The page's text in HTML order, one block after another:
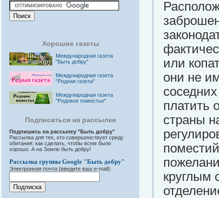
Хорошие газеты
Международная газета
"Быть добру"
Международная газета
"Родная газета"
Международная газета
"Родовое поместье"
Подписаться на рассылки
Подпишись на рассылку "Быть добру"
Рассылка для тех, кто совершенствует среду
обитания: как сделать, чтобы всем было
хорошо. А на Земле быть добру!
Рассылка группы Google "Быть добру"
Электронная почта (введите ваш e-mail):
или
они не
платить
страны
круглым